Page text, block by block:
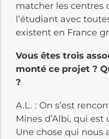
matcher les centres
l’étudiant avec
existent en France
Vous êtes trois
monté ce projet ?
?
A.L. : On s’est
Mines d’Albi, qui est
Une chose qui nous